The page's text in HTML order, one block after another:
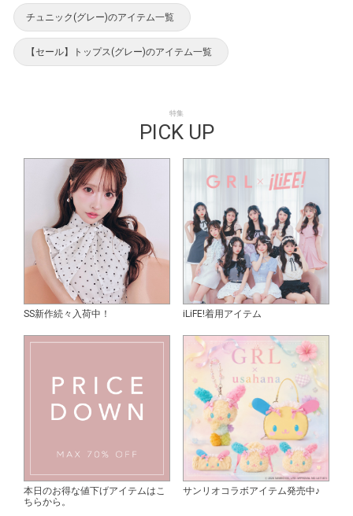
チュニック(グレー)のアイテム一覧
【セール】トップス(グレー)のアイテム一覧
特集
PICK UP
SS新作続々入荷中！ iLiFE!着用アイテム
本日のお得な値下げアイテムはこ
ちらから。
サンリオコラボアイテム発売中♪